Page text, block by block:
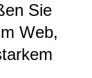
Sie
Web,